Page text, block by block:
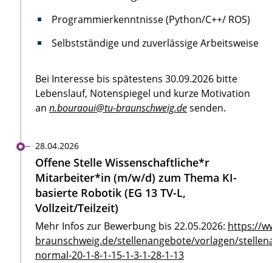
Programmierkenntnisse (Python/C++/ ROS)
Selbstständige und zuverlässige Arbeitsweise
Bei Interesse bis spätestens 30.09.2026 bitte
Lebenslauf, Notenspiegel und kurze Motivation
an n.bouraoui@tu-braunschweig.desenden.
28.04.2026
Offene Stelle Wissenschaftliche*r
Mitarbeiter*in (m/w/d) zum Thema KI-
basierte Robotik (EG 13 TV-L,
Vollzeit/Teilzeit)
Mehr Infos zur Bewerbung bis 22.05.2026: https://
braunschweig.de/stellenangebote/vorlagen/
normal-20-1-8-1-15-1-3-1-28-1-13